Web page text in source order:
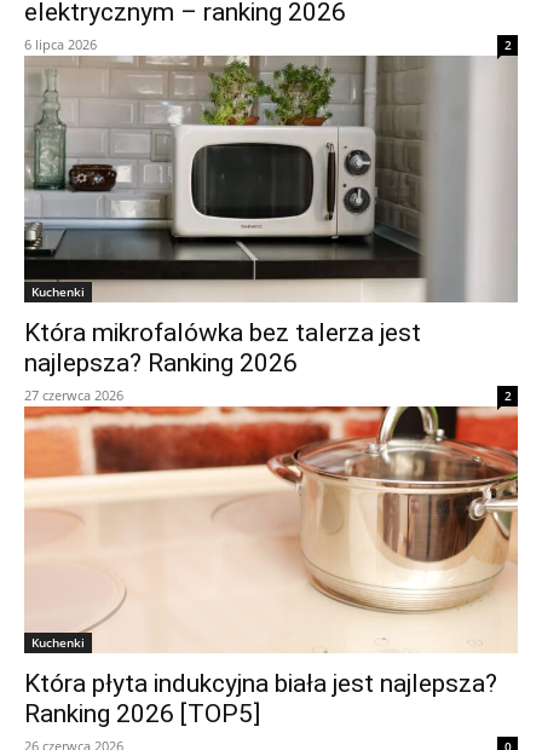
elektrycznym – ranking 2026
6 lipca 2026 2
Kuchenki
Która mikrofalówka bez talerza jest
najlepsza? Ranking 2026
27 czerwca 2026 2
Kuchenki
Która płyta indukcyjna biała jest najlepsza?
Ranking 2026 [TOP5]
26 czerwca 2026 0